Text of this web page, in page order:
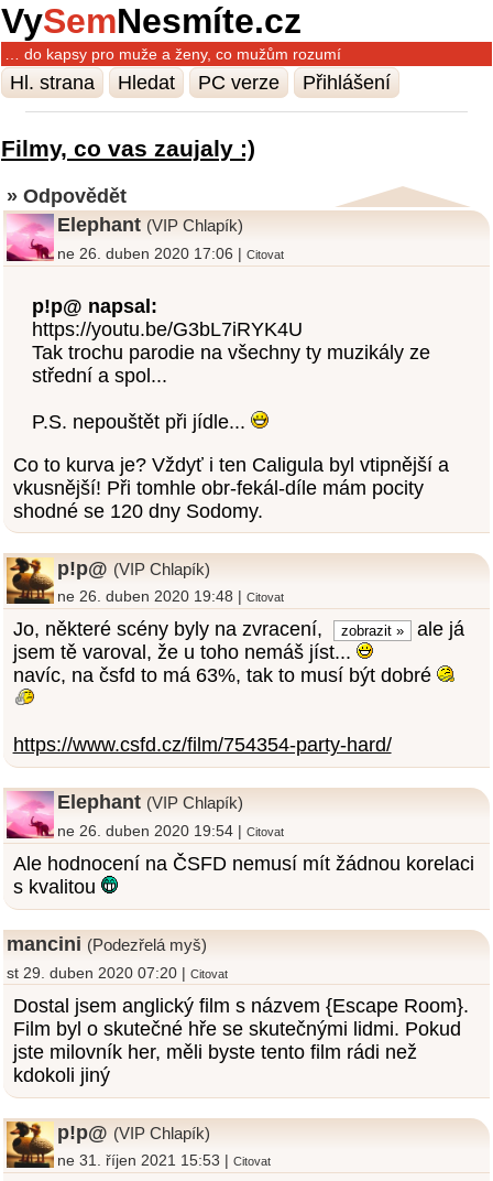
VySemNesmíte.cz
… do kapsy pro muže a ženy, co mužům rozumí
Hl. strana Hledat PC verze Přihlášení
Filmy, co vas zaujaly :)
» Odpovědět
Elephant (VIP Chlapík)
ne 26. duben 2020 17:06 |Citovat
p!p@ napsal:
https://youtu.be/G3bL7iRYK4U
Tak trochu parodie na všechny ty muzikály ze
střední a spol...
P.S. nepouštět při jídle...
Co to kurva je? Vždyť i ten Caligula byl vtipnější a
vkusnější! Při tomhle obr-fekál-díle mám pocity
shodné se 120 dny Sodomy.
p!p@ (VIP Chlapík)
ne 26. duben 2020 19:48 |Citovat
Jo, některé scény byly na zvracení,
ale já
jsem tě varoval, že u toho nemáš jíst...
navíc, na čsfd to má 63%, tak to musí být dobré
https://www.csfd.cz/film/754354-party-hard/
Elephant (VIP Chlapík)
ne 26. duben 2020 19:54 |Citovat
Ale hodnocení na ČSFD nemusí mít žádnou korelaci
s kvalitou
mancini (Podezřelá myš)
st 29. duben 2020 07:20 | Citovat
Dostal jsem anglický film s názvem {Escape Room}.
Film byl o skutečné hře se skutečnými lidmi. Pokud
jste milovník her, měli byste tento film rádi než
kdokoli jiný
p!p@ (VIP Chlapík)
ne 31. říjen 2021 15:53 |Citovat